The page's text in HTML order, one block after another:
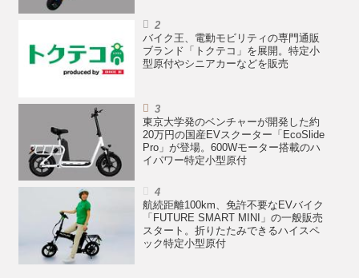
バイク王、電動モビリティの専門通販
ブランド「トクテコ」を展開。特定小
型原付やシニアカーなどを販売
東京大学発のベンチャーが開発した約
20万円の国産EVスクーター「EcoSlide
Pro」が登場。600Wモーター搭載のハ
イパワー特定小型原付
航続距離100km、免許不要なEVバイク
「FUTURE SMART MINI」の一般販売
スタート。折りたたみできるハイスペ
ック特定小型原付